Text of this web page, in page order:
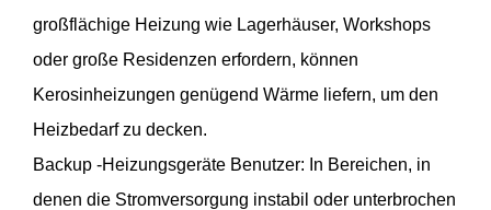
großflächige Heizung wie Lagerhäuser, Workshops
oder große Residenzen erfordern, können
Kerosinheizungen genügend Wärme liefern, um den
Heizbedarf zu decken.
Backup -Heizungsgeräte Benutzer: In Bereichen, in
denen die Stromversorgung instabil oder unterbrochen